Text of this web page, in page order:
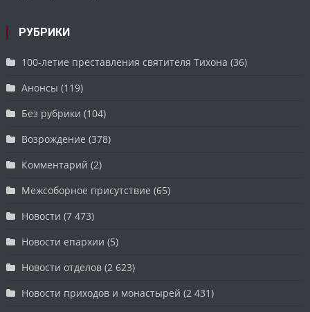
РУБРИКИ
100-летие преставления святителя Тихона (36)
Анонсы (119)
Без рубрики (104)
Возрождение (378)
Комментарий (2)
Межсоборное присутствие (65)
Новости (7 473)
Новости епархии (5)
Новости отделов (2 623)
Новости приходов и монастырей (2 431)